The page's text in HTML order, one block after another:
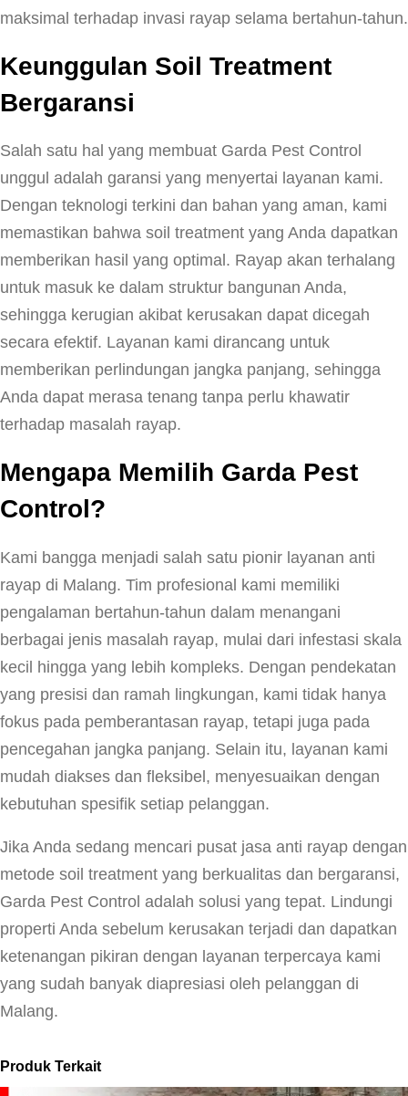
maksimal terhadap invasi rayap selama bertahun-tahun.
Keunggulan Soil Treatment
Bergaransi
Salah satu hal yang membuat Garda Pest Control
unggul adalah garansi yang menyertai layanan kami.
Dengan teknologi terkini dan bahan yang aman, kami
memastikan bahwa soil treatment yang Anda dapatkan
memberikan hasil yang optimal. Rayap akan terhalang
untuk masuk ke dalam struktur bangunan Anda,
sehingga kerugian akibat kerusakan dapat dicegah
secara efektif. Layanan kami dirancang untuk
memberikan perlindungan jangka panjang, sehingga
Anda dapat merasa tenang tanpa perlu khawatir
terhadap masalah rayap.
Mengapa Memilih Garda Pest
Control?
Kami bangga menjadi salah satu pionir layanan anti
rayap di Malang. Tim profesional kami memiliki
pengalaman bertahun-tahun dalam menangani
berbagai jenis masalah rayap, mulai dari infestasi skala
kecil hingga yang lebih kompleks. Dengan pendekatan
yang presisi dan ramah lingkungan, kami tidak hanya
fokus pada pemberantasan rayap, tetapi juga pada
pencegahan jangka panjang. Selain itu, layanan kami
mudah diakses dan fleksibel, menyesuaikan dengan
kebutuhan spesifik setiap pelanggan.
Jika Anda sedang mencari pusat jasa anti rayap dengan
metode soil treatment yang berkualitas dan bergaransi,
Garda Pest Control adalah solusi yang tepat. Lindungi
properti Anda sebelum kerusakan terjadi dan dapatkan
ketenangan pikiran dengan layanan terpercaya kami
yang sudah banyak diapresiasi oleh pelanggan di
Malang.
Produk Terkait